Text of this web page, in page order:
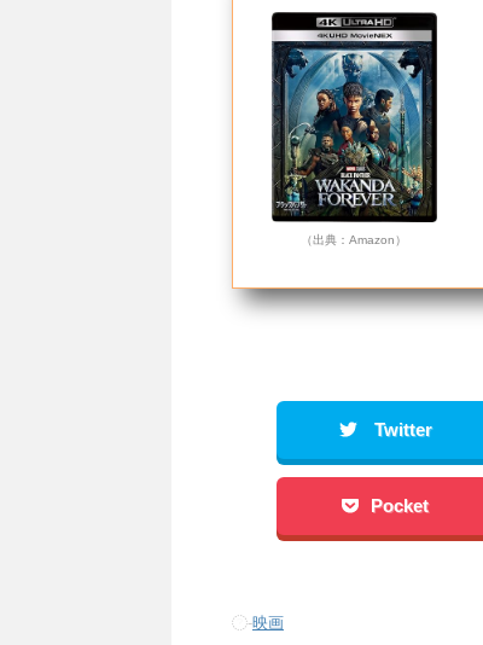
（出典：Amazon）
Twitter
Pocket
-映画